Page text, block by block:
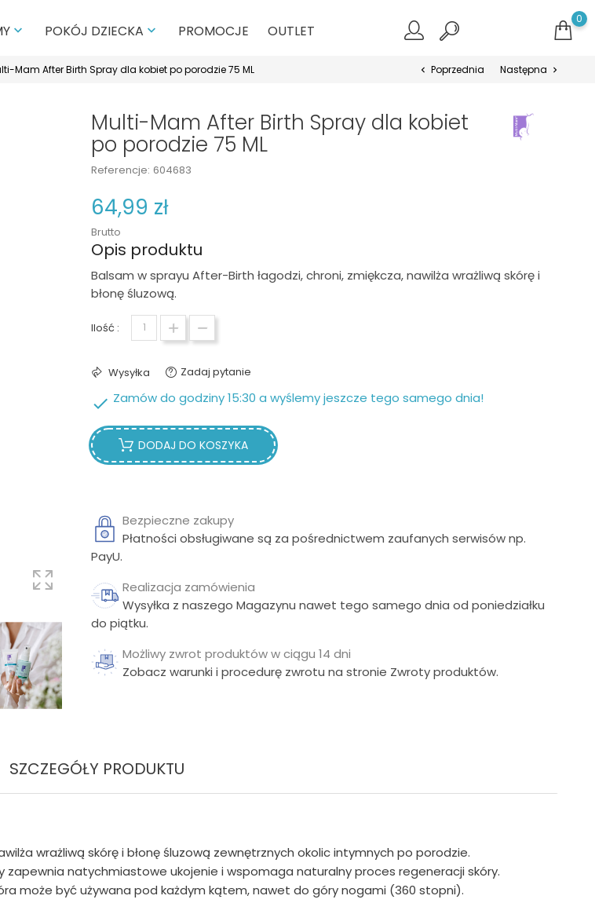
0
 POKÓJ DZIECKA  PROMOCJE OUTLET
Mam After Birth Spray dla kobiet po porodzie 75 ML chevron_left Poprzednia Następna chevron_right
Multi-Mam After Birth Spray dla kobiet
po porodzie 75 ML
Referencje: 604683
64,99 zł
Brutto
Opis produktu
Balsam w sprayu After-Birth łagodzi, chroni, zmiękcza, nawilża wrażliwą skórę i
błonę śluzową.
Ilość :
Wysyłka Zadaj pytanie
 Zamów do godziny 15:30 a wyślemy jeszcze tego samego dnia!
DODAJ DO KOSZYKA
Bezpieczne zakupy
Płatności obsługiwane są za pośrednictwem zaufanych serwisów np.
PayU.
Realizacja zamówienia
Wysyłka z naszego Magazynu nawet tego samego dnia od poniedziałku
do piątku.
Możliwy zwrot produktów w ciągu 14 dni
Zobacz warunki i procedurę zwrotu na stronie Zwroty produktów.
SZCZEGÓŁY PRODUKTU
wrażliwą skórę i błonę śluzową zewnętrznych okolic intymnych po porodzie.
zapewnia natychmiastowe ukojenie i wspomaga naturalny proces regeneracji skóry.
może być używana pod każdym kątem, nawet do góry nogami (360 stopni).